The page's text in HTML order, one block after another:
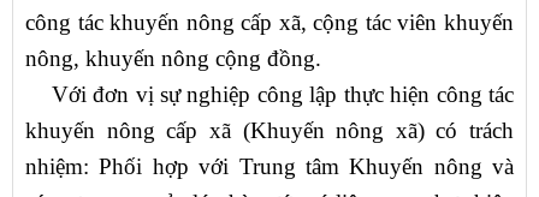
công tác khuyến nông cấp xã, cộng tác viên khuyến
nông, khuyến nông cộng đồng.
Với đơn vị sự nghiệp công lập thực hiện công tác
khuyến nông cấp xã (Khuyến nông xã) có trách
nhiệm: Phối hợp với Trung tâm Khuyến nông và